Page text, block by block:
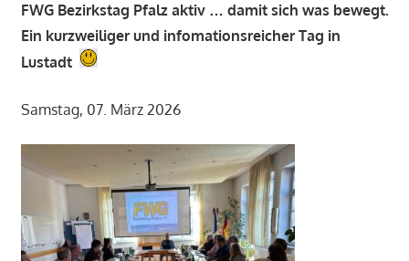
FWG Bezirkstag Pfalz aktiv … damit sich was bewegt.
Ein kurzweiliger und infomationsreicher Tag in
Lustadt
Samstag, 07. März 2026